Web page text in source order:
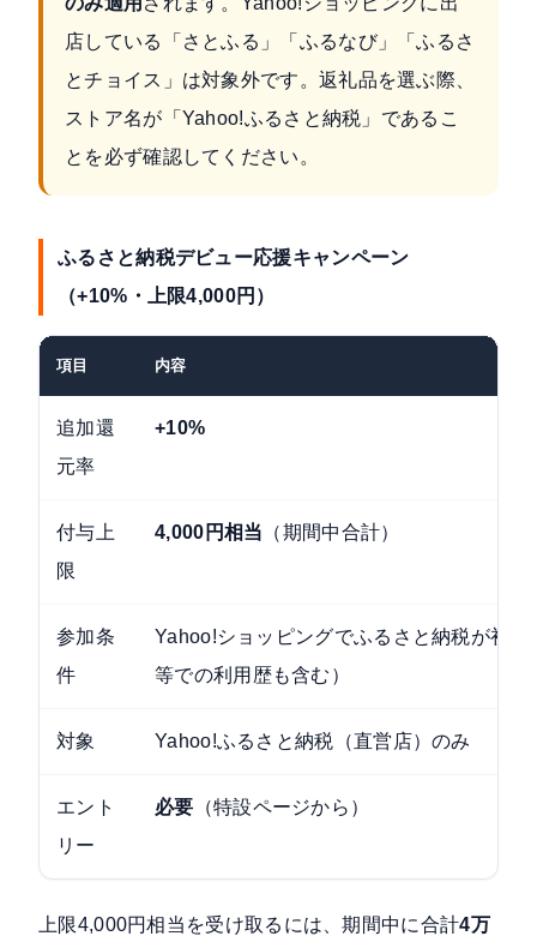
店している「さとふる」「ふるなび」「ふるさ
とチョイス」は対象外です。返礼品を選ぶ際、
ストア名が「Yahoo!ふるさと納税」であるこ
とを必ず確認してください。
ふるさと納税デビュー応援キャンペーン
（+10%・上限4,000円）
項目 内容
追加還
元率
+10%
付与上
限
4,000円相当 （期間中合計）
参加条
件
Yahoo!ショッピングでふるさと納税が初め
等での利用歴も含む）
対象 Yahoo!ふるさと納税（直営店）のみ
エント
リー
必要 （特設ページから）
上限4,000円相当を受け取るには、期間中に合計4万